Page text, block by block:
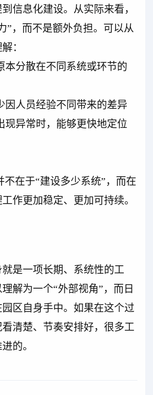
信息化建设。从实际来看，
”，而不是额外负担。可以从
：
本分散在不同系统或环节的
因人员经验不同带来的差异
现异常时，能够更快地定位
在于“建设多少系统”，而在
作更加稳定、更加可持续。
是一项长期、系统性的工
解为一个“外部视角”，而日
区自身手中。如果在这个过
清楚、节奏安排好，很多工
的。